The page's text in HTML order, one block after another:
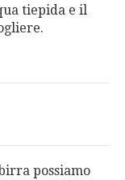
tiepida e il
possiamo